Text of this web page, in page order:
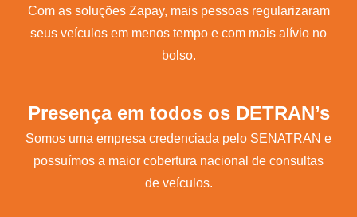
Com as soluções Zapay, mais pessoas regularizaram
seus veículos em menos tempo e com mais alívio no
bolso.
Presença em todos os DETRAN’s
Somos uma empresa credenciada pelo SENATRAN e
possuímos a maior cobertura nacional de consultas
de veículos.